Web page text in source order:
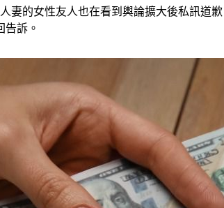
的女性友人也在看到輿論擴大後私訊道
訴。